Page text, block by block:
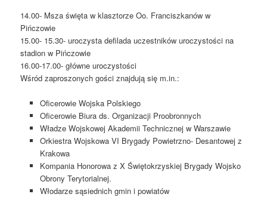
14.00- Msza święta w klasztorze Oo. Franciszkanów w
Pińczowie
15.00- 15.30- uroczysta defilada uczestników uroczystości na
stadion w Pińczowie
16.00-17.00- główne uroczystości
Wśród zaproszonych gości znajdują się m.in.:
Oficerowie Wojska Polskiego
Oficerowie Biura ds. Organizacji Proobronnych
Władze Wojskowej Akademii Technicznej w Warszawie
Orkiestra Wojskowa VI Brygady Powietrzno- Desantowej z
Krakowa
Kompania Honorowa z X Świętokrzyskiej Brygady Wojsko
Obrony Terytorialnej.
Włodarze sąsiednich gmin i powiatów